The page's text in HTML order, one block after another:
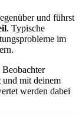
und führst
. Typische
im
und mit deinem
werden dabei